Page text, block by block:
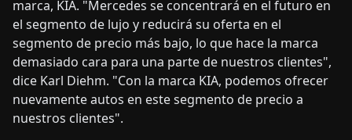
marca, KIA. "Mercedes se concentrará en el futuro en
el segmento de lujo y reducirá su oferta en el
segmento de precio más bajo, lo que hace la marca
demasiado cara para una parte de nuestros clientes",
dice Karl Diehm. "Con la marca KIA, podemos ofrecer
nuevamente autos en este segmento de precio a
nuestros clientes".